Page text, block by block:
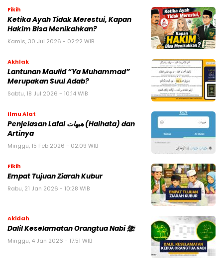
Fikih
Ketika Ayah Tidak Merestui, Kapan
Hakim Bisa Menikahkan?
Kamis, 30 Jul 2026 - 02:22 WIB
Akhlak
Lantunan Maulid “Ya Muhammad”
Merupakan Suul Adab?
Sabtu, 18 Jul 2026 - 10:14 WIB
Ilmu Alat
Penjelasan Lafal هيهات (Haihata) dan
Artinya
Minggu, 15 Feb 2026 - 02:09 WIB
Fikih
Empat Tujuan Ziarah Kubur
Rabu, 21 Jan 2026 - 10:28 WIB
Akidah
Dalil Keselamatan Orangtua Nabi ﷺ
Minggu, 4 Jan 2026 - 17:51 WIB